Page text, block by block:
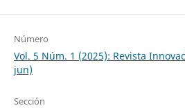
Número
Vol. 5 Núm. 1 (2025): Revista
jun)
Sección